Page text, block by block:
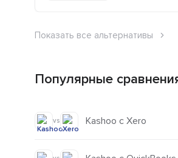
Показать все альтернативы
Популярные
vs Kashoo с Xero